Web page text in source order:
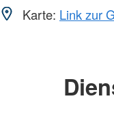
Karte: Link zur